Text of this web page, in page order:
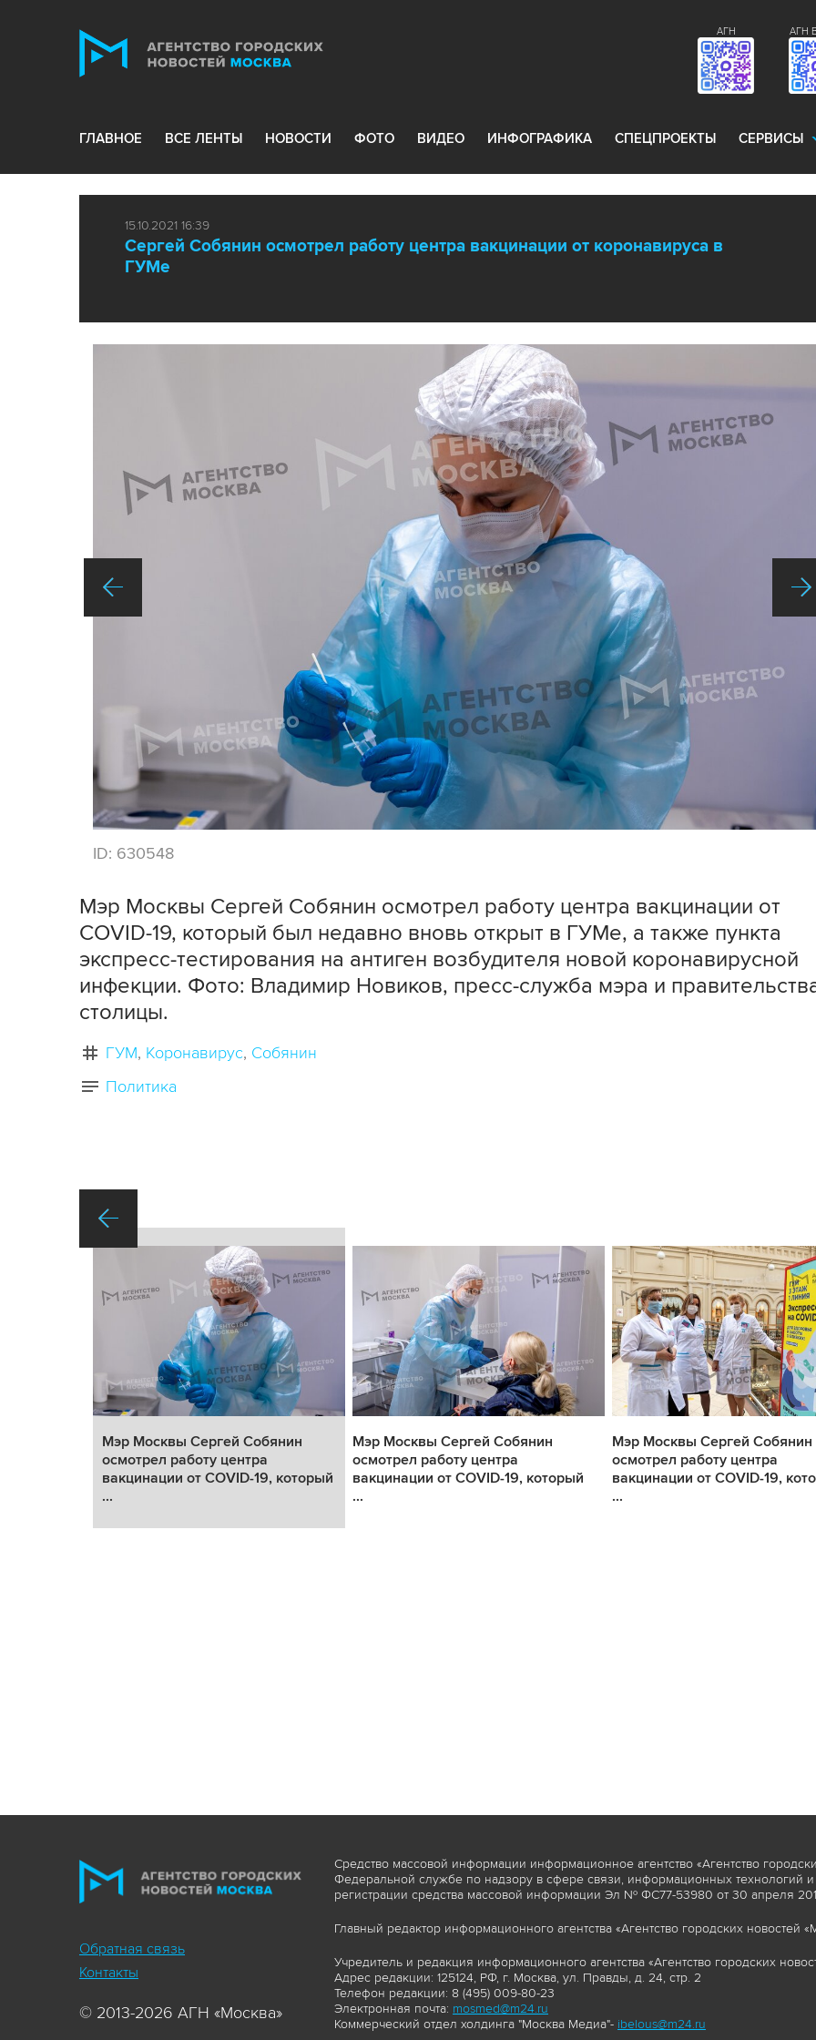
АГН
АГН
ГЛАВНОЕ ВСЕ ЛЕНТЫ НОВОСТИ ФОТО ВИДЕО ИНФОГРАФИКА СПЕЦПРОЕКТЫ СЕРВИСЫ
15.10.2021 16:39
Сергей Собянин осмотрел работу центра вакцинации от коронавируса в
ГУМе
ID: 630548
Мэр Москвы Сергей Собянин осмотрел работу центра вакцинации от
COVID-19, который был недавно вновь открыт в ГУМе, а также пункта
экспресс-тестирования на антиген возбудителя новой коронавирусной
инфекции. Фото: Владимир Новиков, пресс-служба мэра и
столицы.
ГУМ Коронавирус Собянин
Политика
Мэр Москвы Сергей Собянин
осмотрел работу центра
вакцинации от COVID-19, который
...
Мэр Москвы Сергей Собянин
осмотрел работу центра
вакцинации от COVID-19, который
...
Мэр Москвы Сергей Собянин
осмотрел работу центра
вакцинации от COVID-19,
...
Обратная связь
Контакты
© 2013-2026 АГН «Москва»
Средство массовой информации информационное агентство «Агентство
Федеральной службе по надзору в сфере связи, информационных технологий
регистрации средства массовой информации Эл № ФС77-53980 от 30 апреля
Главный редактор информационного агентства «Агентство городских новостей
Учредитель и редакция информационного агентства «Агентство городских
Адрес редакции: 125124, РФ, г. Москва, ул. Правды, д. 24, стр. 2
Телефон редакции: 8 (495) 009-80-23
Электронная почта: mosmed@m24.ru
Коммерческий отдел холдинга "Москва Медиа"- ibelous@m24.ru